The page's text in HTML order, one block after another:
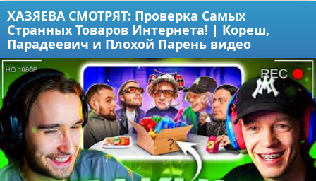
ХАЗЯЕВА СМОТРЯТ: Проверка Самых
Странных Товаров Интернета! | Кореш,
Парадеевич и Плохой Парень видео